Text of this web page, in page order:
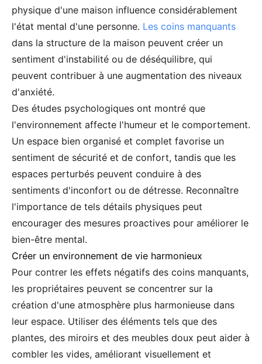
physique d'une maison influence considérablement
l'état mental d'une personne. Les coins manquants
dans la structure de la maison peuvent créer un
sentiment d'instabilité ou de déséquilibre, qui
peuvent contribuer à une augmentation des niveaux
d'anxiété.
Des études psychologiques ont montré que
l'environnement affecte l'humeur et le comportement.
Un espace bien organisé et complet favorise un
sentiment de sécurité et de confort, tandis que les
espaces perturbés peuvent conduire à des
sentiments d'inconfort ou de détresse. Reconnaître
l'importance de tels détails physiques peut
encourager des mesures proactives pour améliorer le
bien-être mental.
Créer un environnement de vie harmonieux
Pour contrer les effets négatifs des coins manquants,
les propriétaires peuvent se concentrer sur la
création d'une atmosphère plus harmonieuse dans
leur espace. Utiliser des éléments tels que des
plantes, des miroirs et des meubles doux peut aider à
combler les vides, améliorant visuellement et